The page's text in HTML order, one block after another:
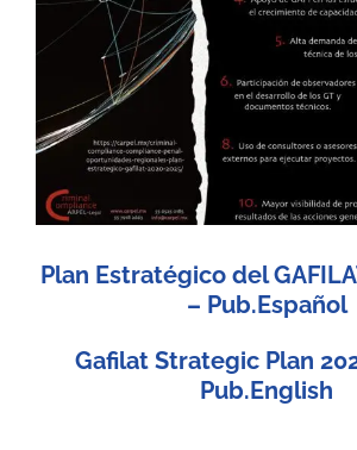
Plan Estratégico del
– Pub.Español
Gafilat Strategic Plan
Pub.English